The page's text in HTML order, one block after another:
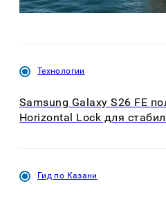
Технологии
Samsung Galaxy S26 FE
Horizontal Lock для
Гид по Казани